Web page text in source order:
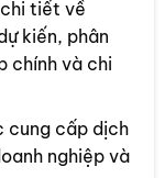
tiết về
kiến, phân
chính và chi
cung cấp dịch
nghiệp và